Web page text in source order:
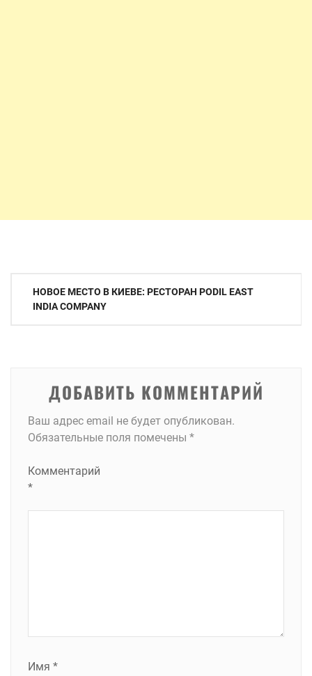
Навигация
НОВОЕ МЕСТО В КИЕВЕ: РЕСТОРАН PODIL EAST
INDIA COMPANY
ДОБАВИТЬ КОММЕНТАРИЙ
Ваш адрес email не будет опубликован.
Обязательные поля помечены *
Комментарий
*
Имя *